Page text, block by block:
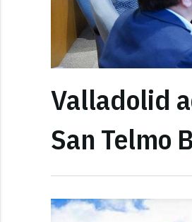
Valladolid
San Telmo